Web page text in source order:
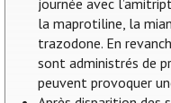
journée avec
la maprotiline, la
trazodone. En
sont administrés de
peuvent provoquer